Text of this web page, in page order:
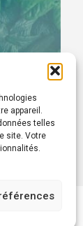
appareil.
telles
site. Votre